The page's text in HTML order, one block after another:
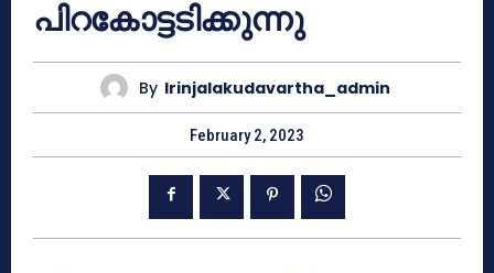
പിറകോട്ടടിക്കുന്നു
By Irinjalakudavartha_admin
February 2, 2023